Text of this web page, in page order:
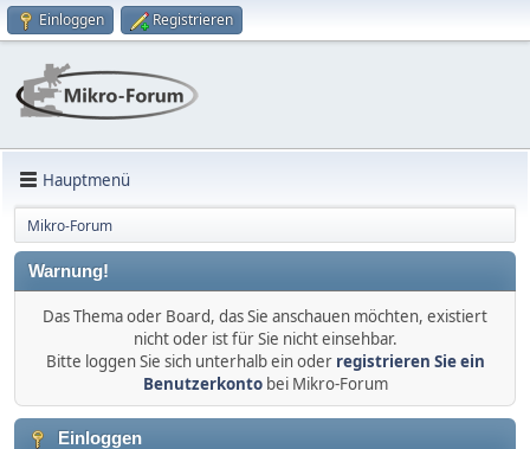
Einloggen Registrieren
Hauptmenü
Mikro-Forum
Warnung!
Das Thema oder Board, das Sie anschauen möchten, existiert
nicht oder ist für Sie nicht einsehbar.
Bitte loggen Sie sich unterhalb ein oder registrieren Sie ein
Benutzerkontobei Mikro-Forum
Einloggen